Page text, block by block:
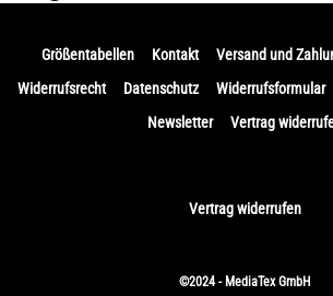
Größentabellen Kontakt
Versand und
Widerrufsrecht
Datenschutz Widerrufsformular
Newsletter
Vertrag
Vertrag widerrufen
©2024 - MediaTex GmbH